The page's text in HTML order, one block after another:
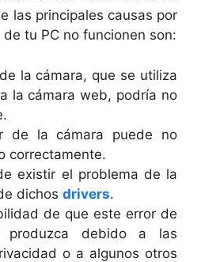
las principales causas por
tu PC no funcionen son:
la cámara, que se utiliza
la cámara web, podría no
de la cámara puede no
correctamente.
existir el problema de la
dichos drivers.
de que este error de
debido a las
o a algunos otros